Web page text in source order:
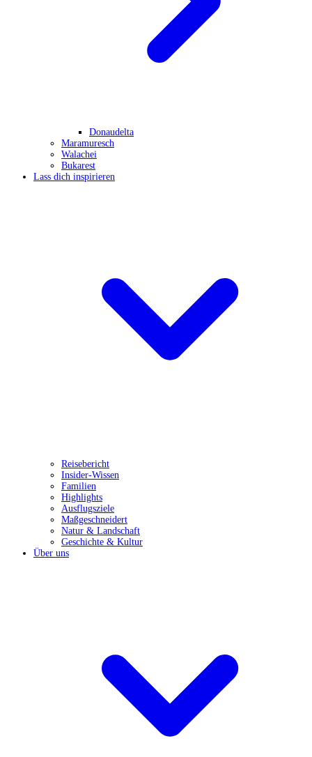
Donaudelta
Maramuresch
Walachei
Bukarest
Lass dich inspirieren
Reisebericht
Insider-Wissen
Familien
Highlights
Ausflugsziele
Maßgeschneidert
Natur & Landschaft
Geschichte & Kultur
Über uns